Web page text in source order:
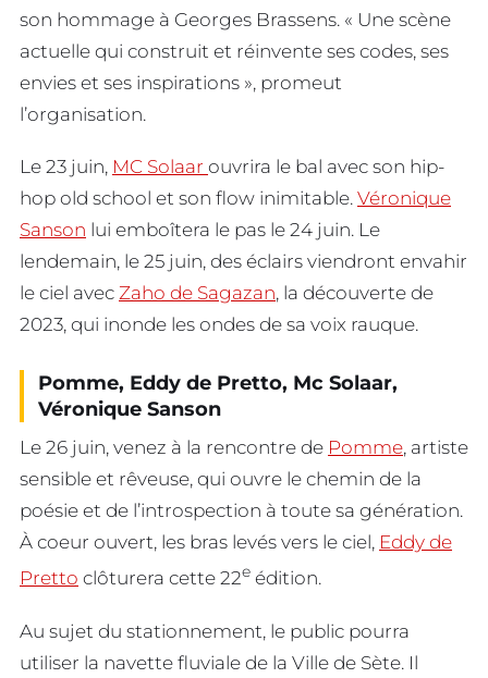
son hommage à Georges Brassens. « Une scène
actuelle qui construit et réinvente ses codes, ses
envies et ses inspirations », promeut
l’organisation.
Le 23 juin, MC Solaar ouvrira le bal avec son hip-
hop old school et son flow inimitable. Véronique
Sanson lui emboîtera le pas le 24 juin. Le
lendemain, le 25 juin, des éclairs viendront envahir
le ciel avec Zaho de Sagazan, la découverte de
2023, qui inonde les ondes de sa voix rauque.
Pomme, Eddy de Pretto, Mc Solaar,
Véronique Sanson
Le 26 juin, venez à la rencontre de Pomme, artiste
sensible et rêveuse, qui ouvre le chemin de la
poésie et de l’introspection à toute sa génération.
À coeur ouvert, les bras levés vers le ciel, Eddy de
Pretto clôturera cette 22e édition.
Au sujet du stationnement, le public pourra
utiliser la navette fluviale de la Ville de Sète. Il